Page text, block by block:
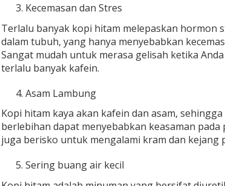
Kecemasan dan Stres
Terlalu banyak kopi hitam melepaskan hormon
dalam tubuh, yang hanya menyebabkan
Sangat mudah untuk merasa gelisah ketika
terlalu banyak kafein.
Asam Lambung
Kopi hitam kaya akan kafein dan asam,
berlebihan dapat menyebabkan keasaman pada
juga berisko untuk mengalami kram dan kejang
Sering buang air kecil